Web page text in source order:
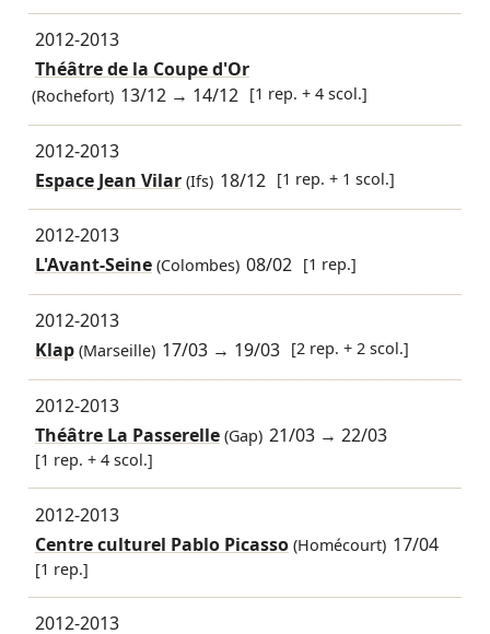
2012-2013
Théâtre de la Coupe d'Or
(Rochefort) 13/12 → 14/12 [1 rep. + 4 scol.]
2012-2013
Espace Jean Vilar(Ifs) 18/12 [1 rep. + 1 scol.]
2012-2013
L'Avant-Seine(Colombes) 08/02 [1 rep.]
2012-2013
Klap(Marseille) 17/03 → 19/03 [2 rep. + 2 scol.]
2012-2013
Théâtre La Passerelle(Gap) 21/03 →22/03
[1 rep. + 4 scol.]
2012-2013
Centre culturel Pablo Picasso(Homécourt) 17/04
[1 rep.]
2012-2013